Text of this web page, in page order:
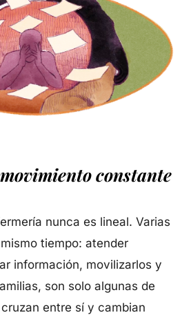
constante
nunca es lineal. Varias
tiempo: atender
información, movilizarlos y
son solo algunas de
entre sí y cambian